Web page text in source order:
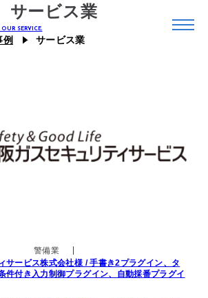
ン
サービス業
例 サービス業
警備業
サービス株式会社様 / 手書き2プラグイン、タ
件付き入力制御プラグイン、自動採番プラグイ